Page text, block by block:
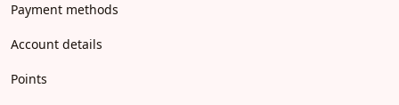
Payment methods
Account details
Points